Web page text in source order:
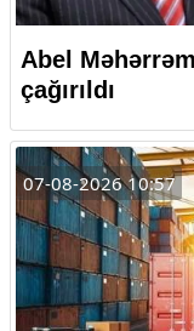
Abel
çağırıldı
07-08-2026 10:57